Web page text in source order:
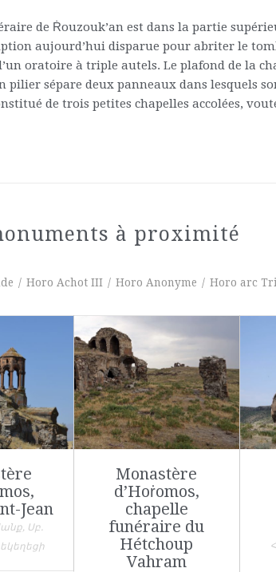
de Ṙouzouk’an est dans la partie
aujourd’hui disparue pour abriter le
oratoire à triple autels. Le plafond de la
sépare deux panneaux dans lesquels
de trois petites chapelles accolées,
à proximité
/ Horo Achot III / Horo Anonyme / Horo arc
Jean
Սբ.
Monastère
d’Hoṙomos,
chapelle
funéraire du
Hétchoup
Vahram